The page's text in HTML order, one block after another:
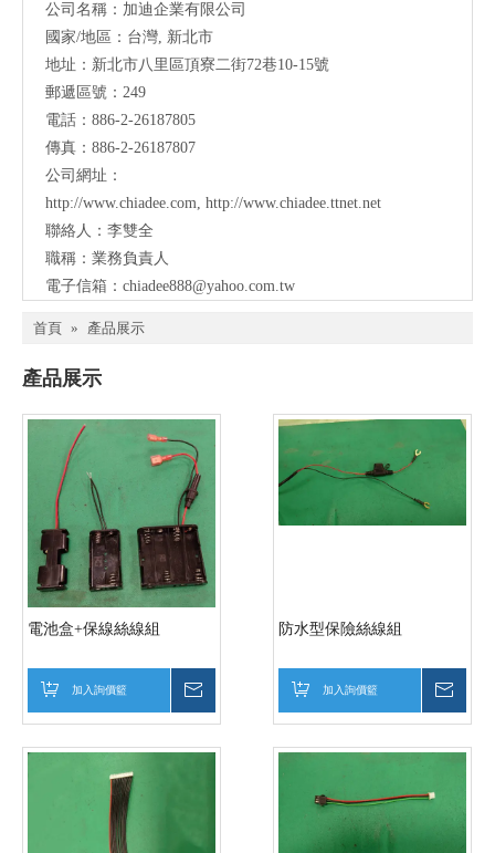
公司名稱：加迪企業有限公司
國家/地區：台灣, 新北市
地址：新北市八里區頂寮二街72巷10-15號
郵遞區號：249
電話：886-2-26187805
傳真：886-2-26187807
公司網址：
http://www.chiadee.com, http://www.chiadee.ttnet.net
聯絡人：李雙全
職稱：業務負責人
電子信箱： chiadee888@yahoo.com.tw
首頁 » 產品展示
產品展示
電池盒+保線絲線組
加入詢價籃
防水型保險絲線組
加入詢價籃